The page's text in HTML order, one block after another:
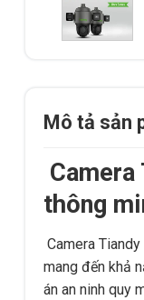
Mô tả sản
thông
Camera
mang đến khả
án an ninh quy